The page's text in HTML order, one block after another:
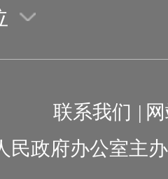
联系我们 |
民政府办公室主